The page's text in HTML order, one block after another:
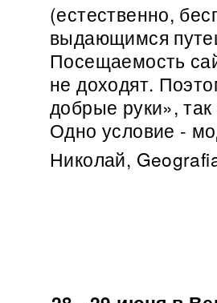
(естественно,
выдающимся
Посещаемость
не доходят.
добрые руки», так
Одно условие -
Николай,